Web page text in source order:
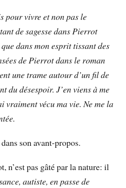
pour vivre et non pas le
de sagesse dans Pierrot
dans mon esprit tissant des
de Pierrot dans le roman
une trame autour d’un fil de
du désespoir. J’en viens à me
vraiment vécu ma vie. Ne me la
dans son avant-propos.
n’est pas gâté par la nature: il
autiste, en passe de